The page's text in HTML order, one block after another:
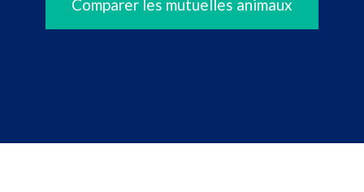
Comparer les mutuelles animaux